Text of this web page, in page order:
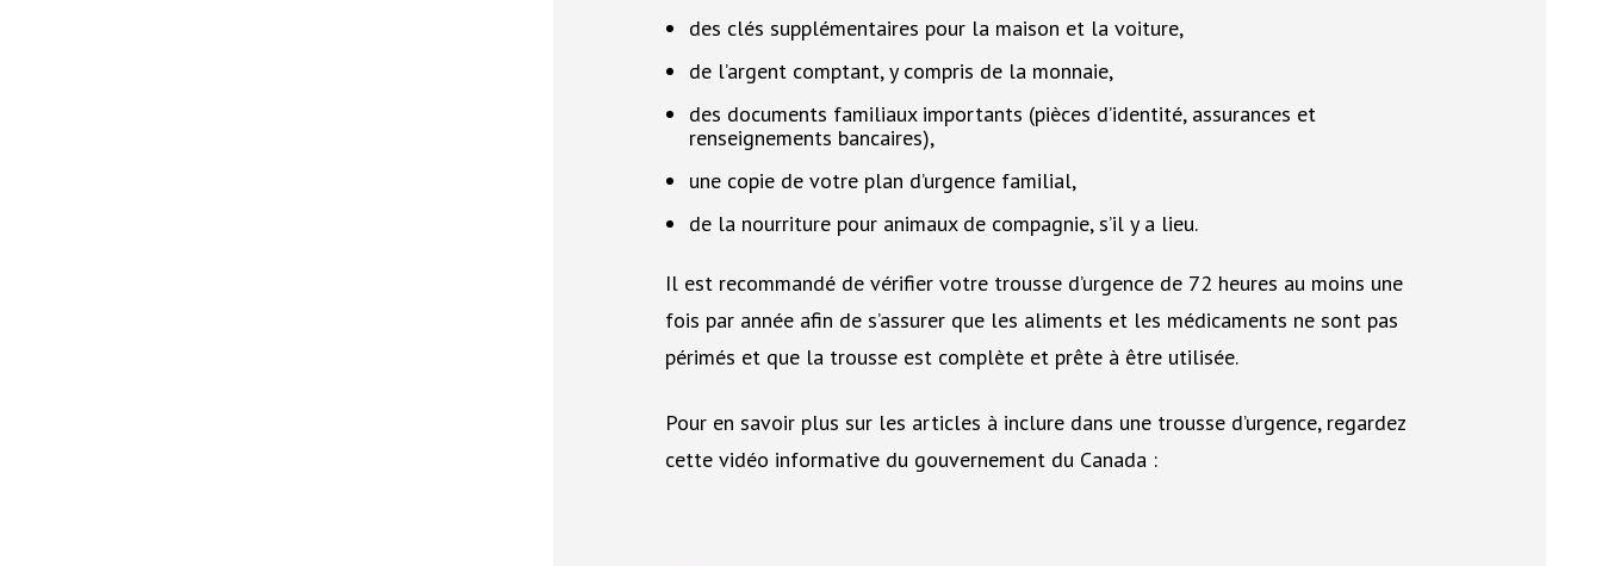
des clés supplémentaires pour la maison et la voiture,
de l’argent comptant, y compris de la monnaie,
des documents familiaux importants (pièces d’identité, assurances et
renseignements bancaires),
une copie de votre plan d’urgence familial,
de la nourriture pour animaux de compagnie, s’il y a lieu.
Il est recommandé de vérifier votre trousse d’urgence de 72 heures au moins une
fois par année afin de s’assurer que les aliments et les médicaments ne sont pas
périmés et que la trousse est complète et prête à être utilisée.
Pour en savoir plus sur les articles à inclure dans une trousse d’urgence, regardez
cette vidéo informative du gouvernement du Canada :